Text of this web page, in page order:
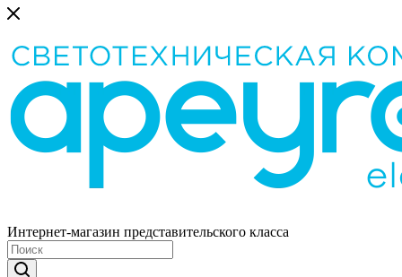
Интернет-магазин представительского класса